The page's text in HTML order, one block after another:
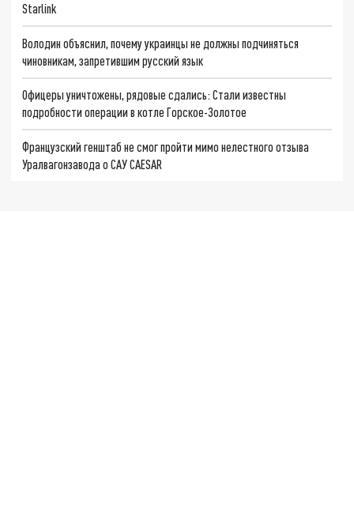
Starlink
Володин объяснил, почему украинцы не должны подчиняться
чиновникам, запретившим русский язык
Офицеры уничтожены, рядовые сдались: Стали известны
подробности операции в котле Горское-Золотое
Французский генштаб не смог пройти мимо нелестного отзыва
Уралвагонзавода о САУ CAESAR